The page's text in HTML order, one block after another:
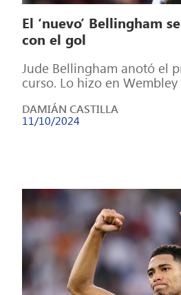
El ‘nuevo’ Bellingham
con el gol
Jude Bellingham anotó el
curso. Lo hizo en
DAMIÁN CASTILLA
11/10/2024